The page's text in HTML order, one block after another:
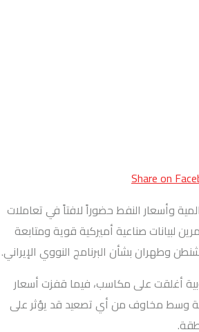
Share on
وأسعار النفط حضوراً لافتاً في تعاملات
لبيانات صناعية أميركية قوية ومتابعة
وطهران بشأن البرنامج النووي الإيراني.
أغلقت على مكاسب، فيما قفزت أسعار
وسط مخاوف من أي تصعيد قد يؤثر على